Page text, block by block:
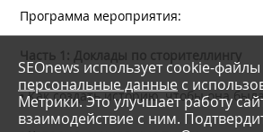
Программа мероприятия:
Часть 1: Доклады по сторителлингу
• Как создать историю, чтобы она
SEOnews использует cookie-
персональные данные с
Метрики. Это улучшает работу
взаимодействие с ним.